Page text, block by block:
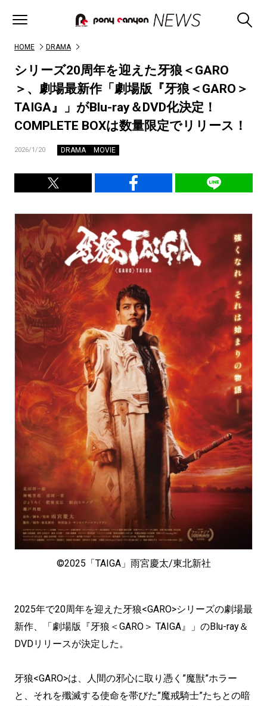
HOME DRAMA
シリーズ20周年を迎えた牙狼＜GARO
＞、劇場最新作「劇場版『牙狼＜GARO＞
TAIGA』」がBlu-ray＆DVD化決定！
COMPLETE BOXは数量限定でリリース！
2026/1/20 DRAMA MOVIE
©2025「TAIGA」雨宮慶太/東北新社
2025年で20周年を迎えた牙狼<GARO>シリーズの劇場最
新作、「劇場版『牙狼＜GARO＞ TAIGA』」のBlu-ray＆
DVDリリースが決定した。
牙狼<GARO>は、人間の邪心に取り憑く”魔獣”ホラー
と、それを殲滅する使命を帯びた”魔戒騎士”たちとの暗